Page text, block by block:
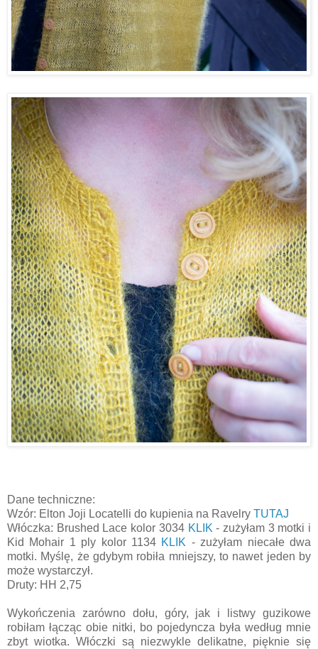
Dane techniczne:
Wzór: Elton Joji Locatelli do kupienia na Ravelry TUTAJ
Włóczka: Brushed Lace kolor 3034 KLIK - zużyłam 3 motki i
Kid Mohair 1 ply kolor 1134 KLIK - zużyłam niecałe dwa
motki. Myślę, że gdybym robiła mniejszy, to nawet jeden by
może wystarczył.
Druty: HH 2,75
Wykończenia zarówno dołu, góry, jak i listwy guzikowe
robiłam łącząc obie nitki, bo pojedyncza była według mnie
zbyt wiotka. Włóczki są niezwykle delikatne, pięknie się